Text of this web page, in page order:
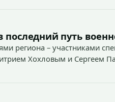
последний путь
региона – участниками
Хохловым и Сергеем